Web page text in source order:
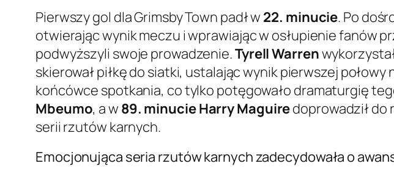
Pierwszy gol dla Grimsby Town padł w 22. minucie. Po
otwierając wynik meczu i wprawiając w osłupienie fanów
podwyższyli swoje prowadzenie.Tyrell Warren
skierował piłkę do siatki, ustalając wynik pierwszej
końcówce spotkania, co tylko potęgowało dramaturgię
Mbeumo, a w 89. minucieHarry Maguiredoprowadził
serii rzutów karnych.
Emocjonująca seria rzutów karnych zadecydowała o